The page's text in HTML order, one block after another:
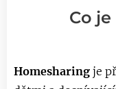
Co
Homesharing je